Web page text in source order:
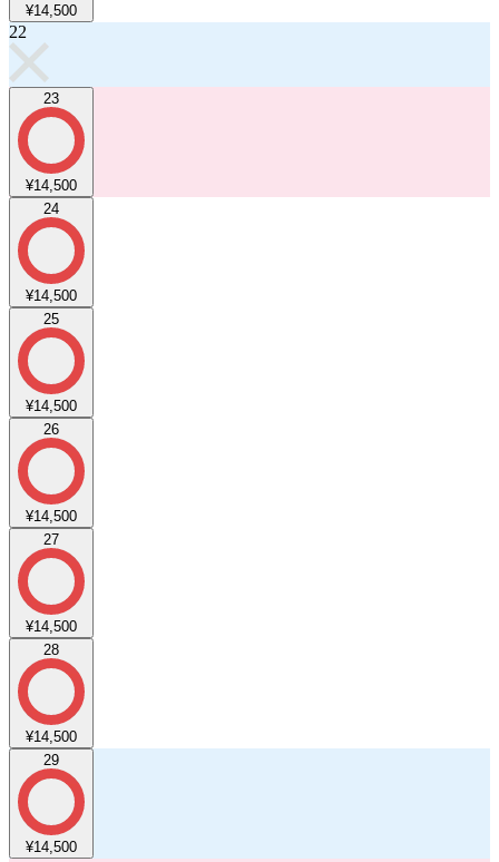
¥14,500
22
23
¥14,500
24
¥14,500
25
¥14,500
26
¥14,500
27
¥14,500
28
¥14,500
29
¥14,500